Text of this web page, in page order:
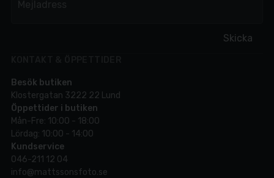
Skicka
Besök butiken
Klostergatan 3222 22 Lund
Öppettider i butiken
Mån-Fre: 10:00 - 18:00
Lördag: 10:00 - 14:00
Kundservice
046-211 12 04
info@mattssonsfoto.se